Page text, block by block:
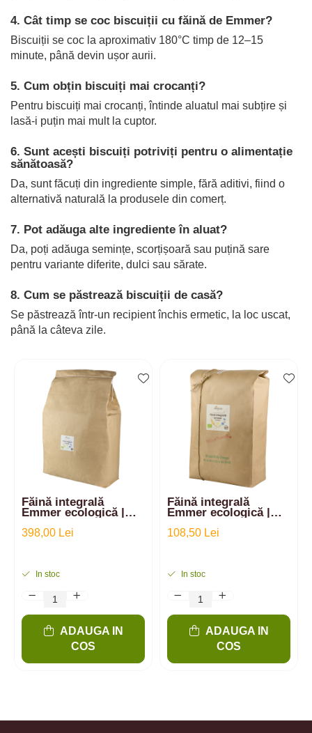
4. Cât timp se coc biscuiții cu făină de Emmer?
Biscuiții se coc la aproximativ 180°C timp de 12–15
minute, până devin ușor aurii.
5. Cum obțin biscuiți mai crocanți?
Pentru biscuiți mai crocanți, întinde aluatul mai subțire și
lasă-i puțin mai mult la cuptor.
6. Sunt acești biscuiți potriviți pentru o alimentație
sănătoasă?
Da, sunt făcuți din ingrediente simple, fără aditivi, fiind o
alternativă naturală la produsele din comerț.
7. Pot adăuga alte ingrediente în aluat?
Da, poți adăuga semințe, scorțișoară sau puțină sare
pentru variante diferite, dulci sau sărate.
8. Cum se păstrează biscuiții de casă?
Se păstrează într-un recipient închis ermetic, la loc uscat,
până la câteva zile.
Făină integrală
Emmer ecologică |
398,00 Lei
In stoc
ADAUGA IN
COS
Făină integrală
Emmer ecologică |
108,50 Lei
In stoc
ADAUGA IN
COS